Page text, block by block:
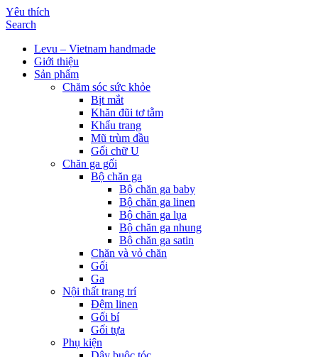
Yêu thích
Search
Levu – Vietnam handmade
Giới thiệu
Sản phẩm
Chăm sóc sức khỏe
Bịt mắt
Khăn đũi tơ tằm
Khẩu trang
Mũ trùm đầu
Gối chữ U
Chăn ga gối
Bộ chăn ga
Bộ chăn ga baby
Bộ chăn ga linen
Bộ chăn ga lụa
Bộ chăn ga nhung
Bộ chăn ga satin
Chăn và vỏ chăn
Gối
Ga
Nội thất trang trí
Đệm linen
Gối bí
Gối tựa
Phụ kiện